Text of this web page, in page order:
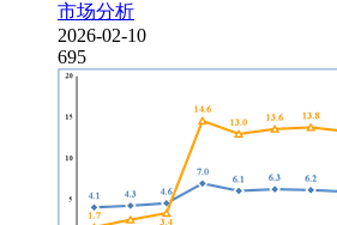
市场分析
2026-02-10
695